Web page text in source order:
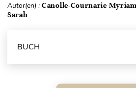
Autor(en) : Canolle-Cournarie
Sarah
BUCH